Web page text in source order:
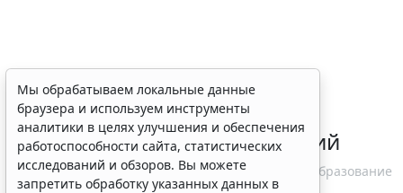
В РФ введут особый порядок
закупок товаров для
образовательных организаций
6 августа 2026 13:41 Образование
Мы обрабатываем локальные данные
браузера и используем инструменты
аналитики в целях улучшения и обеспечения
работоспособности сайта, статистических
исследований и обзоров. Вы можете
запретить обработку указанных данных в